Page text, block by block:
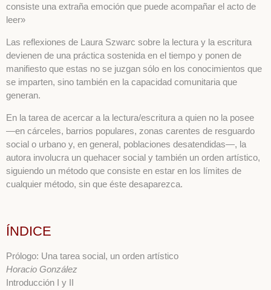
consiste una extraña emoción que puede acompañar el acto de
leer»
Las reflexiones de Laura Szwarc sobre la lectura y la escritura
devienen de una práctica sostenida en el tiempo y ponen de
manifiesto que estas no se juzgan sólo en los conocimientos que
se imparten, sino también en la capacidad comunitaria que
generan.
En la tarea de acercar a la lectura/escritura a quien no la posee
—en cárceles, barrios populares, zonas carentes de resguardo
social o urbano y, en general, poblaciones desatendidas—, la
autora involucra un quehacer social y también un orden artístico,
siguiendo un método que consiste en estar en los límites de
cualquier método, sin que éste desaparezca.
ÍNDICE
Prólogo: Una tarea social, un orden artístico
Horacio González
Introducción I y II